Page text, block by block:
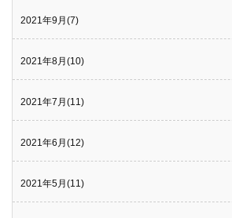
2021年9月(7)
2021年8月(10)
2021年7月(11)
2021年6月(12)
2021年5月(11)